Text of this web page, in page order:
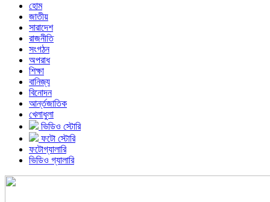
হোম
জাতীয়
সারাদেশ
রাজনীতি
সংগঠন
অপরাধ
শিক্ষা
বানিজ্য
বিনোদন
আর্ন্তজাতিক
খেলাধুলা
ভিডিও স্টোরি
ফটো স্টোরি
ফটোগ্যালারি
ভিডিও গ্যালারি